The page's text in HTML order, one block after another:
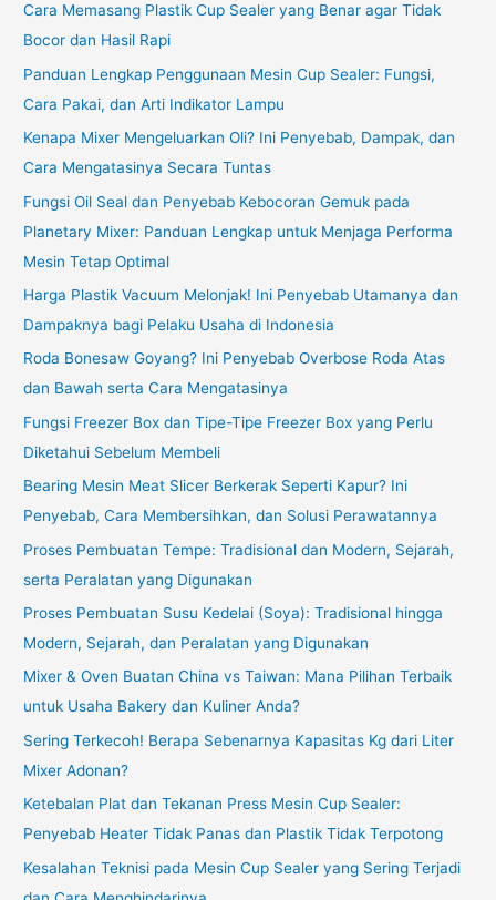
Cara Memasang Plastik Cup Sealer yang Benar agar Tidak
Bocor dan Hasil Rapi
Panduan Lengkap Penggunaan Mesin Cup Sealer: Fungsi,
Cara Pakai, dan Arti Indikator Lampu
Kenapa Mixer Mengeluarkan Oli? Ini Penyebab, Dampak, dan
Cara Mengatasinya Secara Tuntas
Fungsi Oil Seal dan Penyebab Kebocoran Gemuk pada
Planetary Mixer: Panduan Lengkap untuk Menjaga Performa
Mesin Tetap Optimal
Harga Plastik Vacuum Melonjak! Ini Penyebab Utamanya dan
Dampaknya bagi Pelaku Usaha di Indonesia
Roda Bonesaw Goyang? Ini Penyebab Overbose Roda Atas
dan Bawah serta Cara Mengatasinya
Fungsi Freezer Box dan Tipe-Tipe Freezer Box yang Perlu
Diketahui Sebelum Membeli
Bearing Mesin Meat Slicer Berkerak Seperti Kapur? Ini
Penyebab, Cara Membersihkan, dan Solusi Perawatannya
Proses Pembuatan Tempe: Tradisional dan Modern, Sejarah,
serta Peralatan yang Digunakan
Proses Pembuatan Susu Kedelai (Soya): Tradisional hingga
Modern, Sejarah, dan Peralatan yang Digunakan
Mixer & Oven Buatan China vs Taiwan: Mana Pilihan Terbaik
untuk Usaha Bakery dan Kuliner Anda?
Sering Terkecoh! Berapa Sebenarnya Kapasitas Kg dari Liter
Mixer Adonan?
Ketebalan Plat dan Tekanan Press Mesin Cup Sealer:
Penyebab Heater Tidak Panas dan Plastik Tidak Terpotong
Kesalahan Teknisi pada Mesin Cup Sealer yang Sering Terjadi